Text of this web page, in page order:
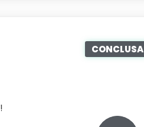
!
CONCLUSA